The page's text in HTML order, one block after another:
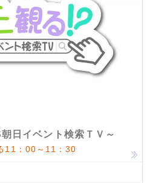
日イベント検索ＴＶ～
11：00～11：30